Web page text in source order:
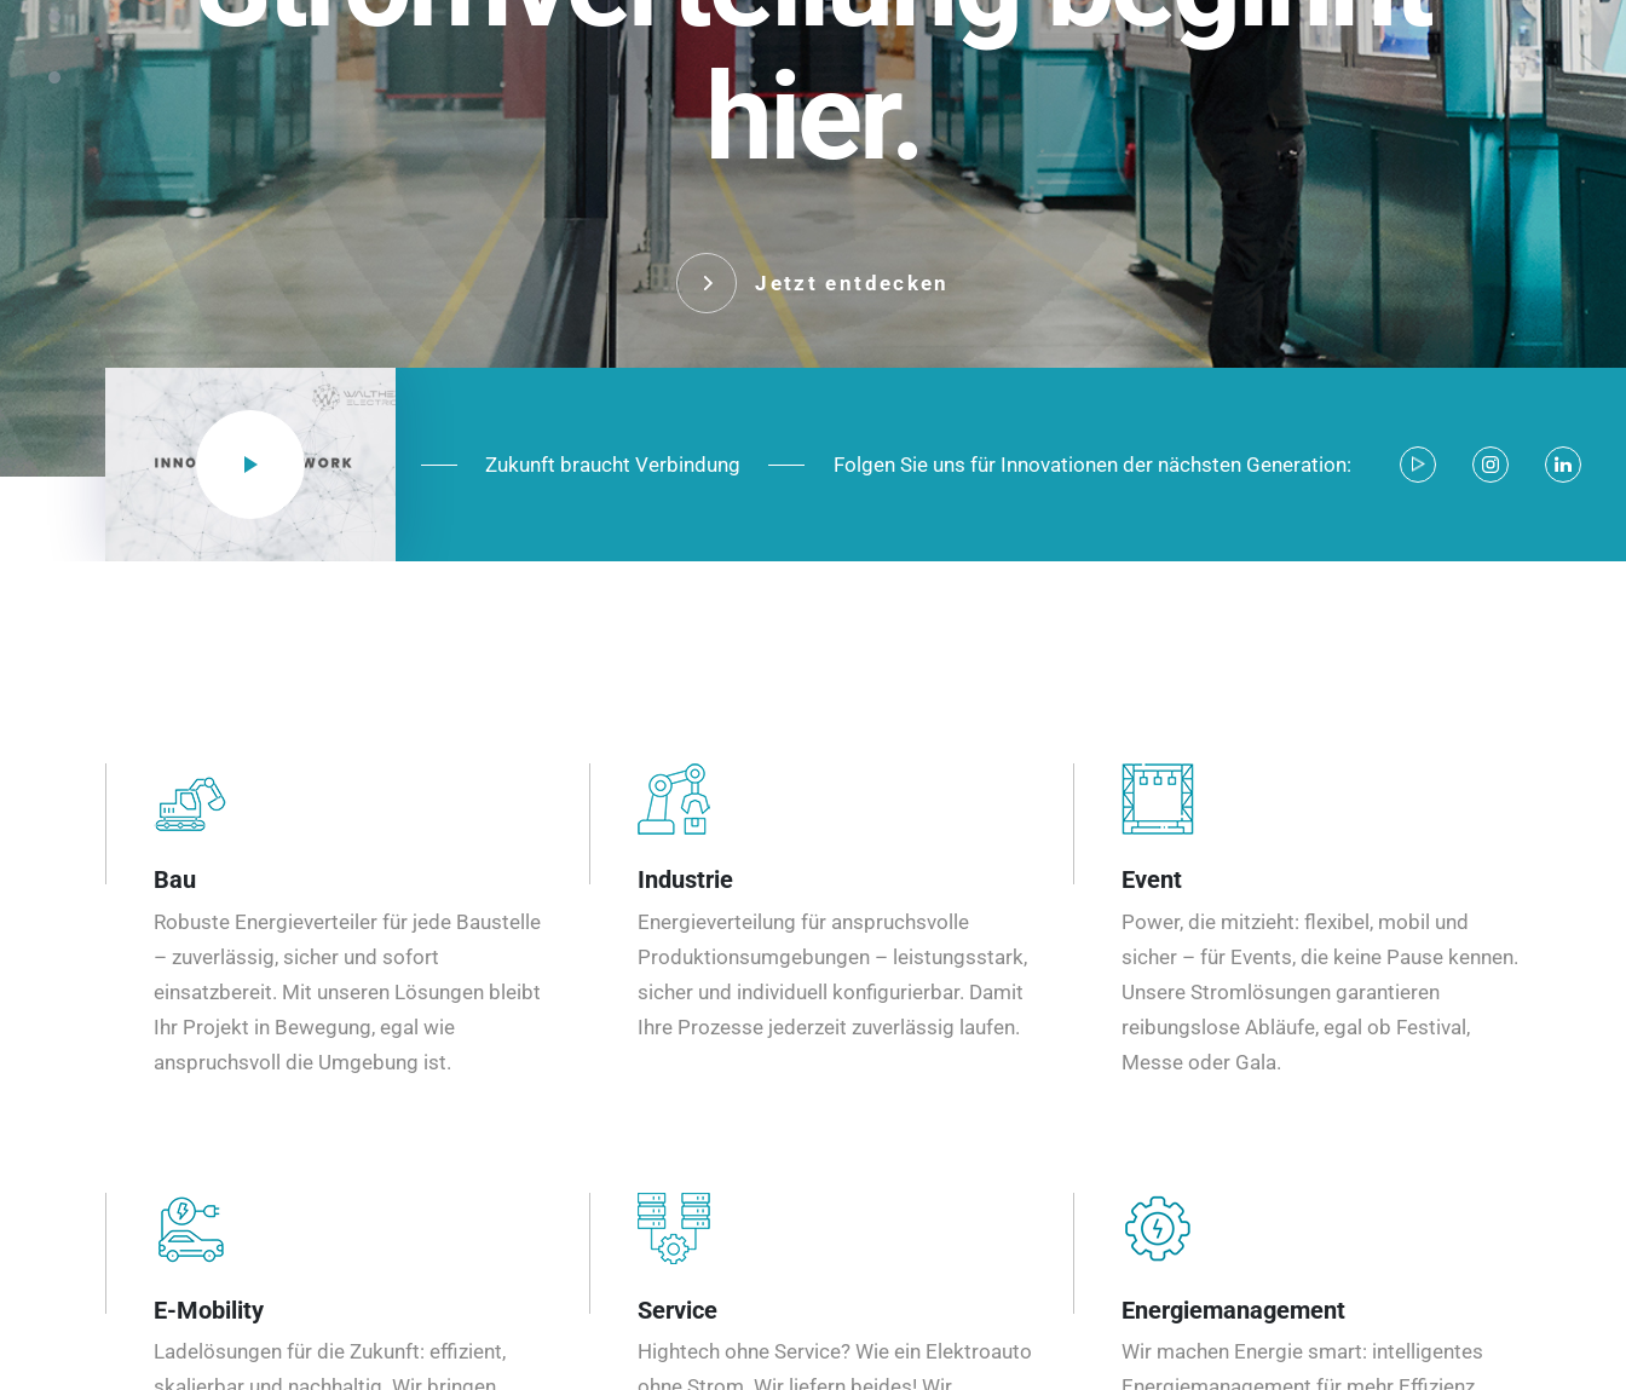
hier.
Jetzt entdecken
NEO CEE: Energieverteilung mit System. Robust im Alltag,
effizient in der Installation, zukunftsfähig im Ausbau.
Das innovative Stecksystem für industrielle Anwendungen –
robust, IP-geschützt und zukunftsfähig.
Jetzt entdecken
Zukunft braucht Verbindung Folgen Sie uns für Innovationen der nächsten Generation:
Bau
Robuste Energieverteiler für jede Baustelle
– zuverlässig, sicher und sofort
einsatzbereit. Mit unseren Lösungen bleibt
Ihr Projekt in Bewegung, egal wie
anspruchsvoll die Umgebung ist.
Industrie
Energieverteilung für anspruchsvolle
Produktionsumgebungen – leistungsstark,
sicher und individuell konfigurierbar. Damit
Ihre Prozesse jederzeit zuverlässig laufen.
Event
Power, die mitzieht: flexibel, mobil und
sicher – für Events, die keine Pause kennen.
Unsere Stromlösungen garantieren
reibungslose Abläufe, egal ob Festival,
Messe oder Gala.
E-Mobility
Ladelösungen für die Zukunft: effizient,
Service
Hightech ohne Service? Wie ein Elektroauto
Energiemanagement
Wir machen Energie smart: intelligentes